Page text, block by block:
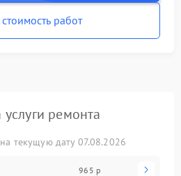
стоимость работ
ремонта
текущую дату 07.08.2026
965 р